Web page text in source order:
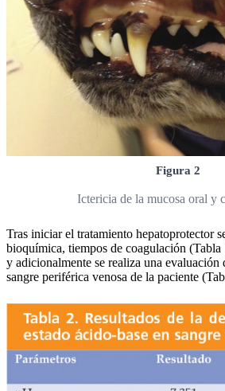
Figura 2
Ictericia de la mucosa oral y
Tras iniciar el tratamiento hepatoprotector
bioquímica, tiempos de coagulación (Tabla
y adicionalmente se realiza una evaluación
sangre periférica venosa de la paciente